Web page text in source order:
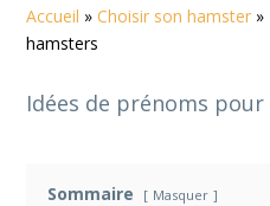
Accueil »Choisir son hamster »
hamsters
Idées de prénoms
Sommaire Masquer